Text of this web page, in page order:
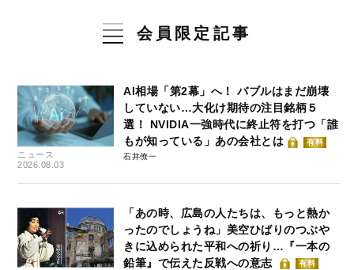
会員限定記事
ニュース
2026.08.03
AI相場「第2幕」へ！ バブルはまだ崩壊
していない…大化け期待の注目銘柄５
選！ NVIDIA一強時代に終止符を打つ「誰
もが知っている」あの会社とは
有料
石井僚一
「あの時、広島の人たちは、もっと熱か
ったのでしょうね」美空ひばりのつぶや
きに込められた平和への祈り…『一本の
鉛筆』で伝えた反戦への意志
有料